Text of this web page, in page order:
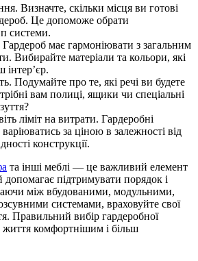
Визначте, скільки місця ви готові
Це допоможе обрати
системи.
Гардероб має гармоніювати з загальним
Вибирайте матеріали та кольори, які
Подумайте про те, які речі ви будете
вам полиці, ящики чи спеціальні
ліміт на витрати. Гардеробні
за ціною в залежності від
конструкції.
та інші меблі — це важливий елемент
підтримувати порядок і
між вбудованими, модульними,
системами, враховуйте свої
Правильний вибір гардеробної
комфортнішим і більш